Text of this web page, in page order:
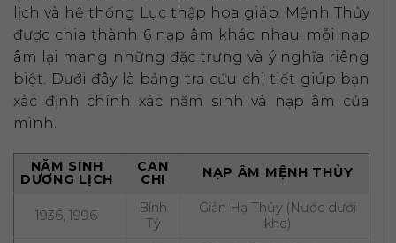
lịch và hệ thống Lục thập hoa giáp. Mệnh Thủy
được chia thành 6 nạp âm khác nhau, mỗi nạp
âm lại mang những đặc trưng và ý nghĩa riêng
biệt. Dưới đây là bảng tra cứu chi tiết giúp bạn
xác định chính xác năm sinh và nạp âm của
mình.
NĂM SINH
DƯƠNG LỊCH
CAN
CHI
NẠP ÂM MỆNH THỦY
1936, 1996
Bính
Tý
Giản Hạ Thủy (Nước dưới
khe)